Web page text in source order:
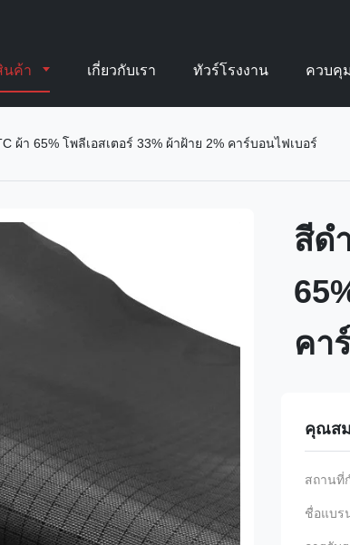
นค้า เกี่ยวกับเรา ทัวร์โรงงาน ควบคุ
ผ้า 65% โพลีเอสเตอร์ 33% ผ้าฝ้าย 2% คาร์บอนไฟเบอร์
สีด
คา
คุณส
สถานที่
ชื่อแบร